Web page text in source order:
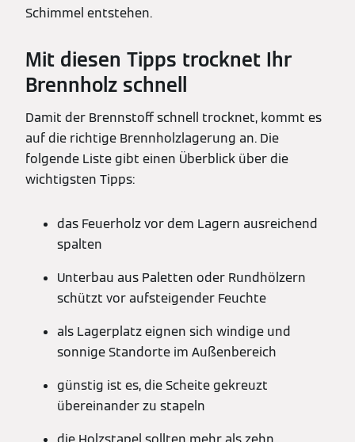
Schimmel entstehen.
Mit diesen Tipps trocknet Ihr
Brennholz schnell
Damit der Brennstoff schnell trocknet, kommt es
auf die richtige Brennholzlagerung an. Die
folgende Liste gibt einen Überblick über die
wichtigsten Tipps:
das Feuerholz vor dem Lagern ausreichend
spalten
Unterbau aus Paletten oder Rundhölzern
schützt vor aufsteigender Feuchte
als Lagerplatz eignen sich windige und
sonnige Standorte im Außenbereich
günstig ist es, die Scheite gekreuzt
übereinander zu stapeln